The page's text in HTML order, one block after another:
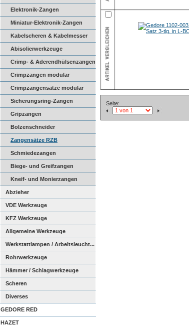
Elektronik-Zangen
Miniatur-Elektronik-Zangen
Kabelscheren & Kabelmesser
Abisolierwerkzeuge
Crimp- & Aderendhülsenzangen
Crimpzangen modular
Crimpzangensätze modular
Sicherungsring-Zangen
Gripzangen
Bolzenschneider
Zangensätze RZB
Schmiedezangen
Biege- und Greifzangen
Kneif- und Monierzangen
Abzieher
VDE Werkzeuge
KFZ Werkzeuge
Allgemeine Werkzeuge
Werkstattlampen / Arbeitsleucht...
Rohrwerkzeuge
Hämmer / Schlagwerkzeuge
Scheren
Diverses
GEDORE RED
HAZET
Seite: